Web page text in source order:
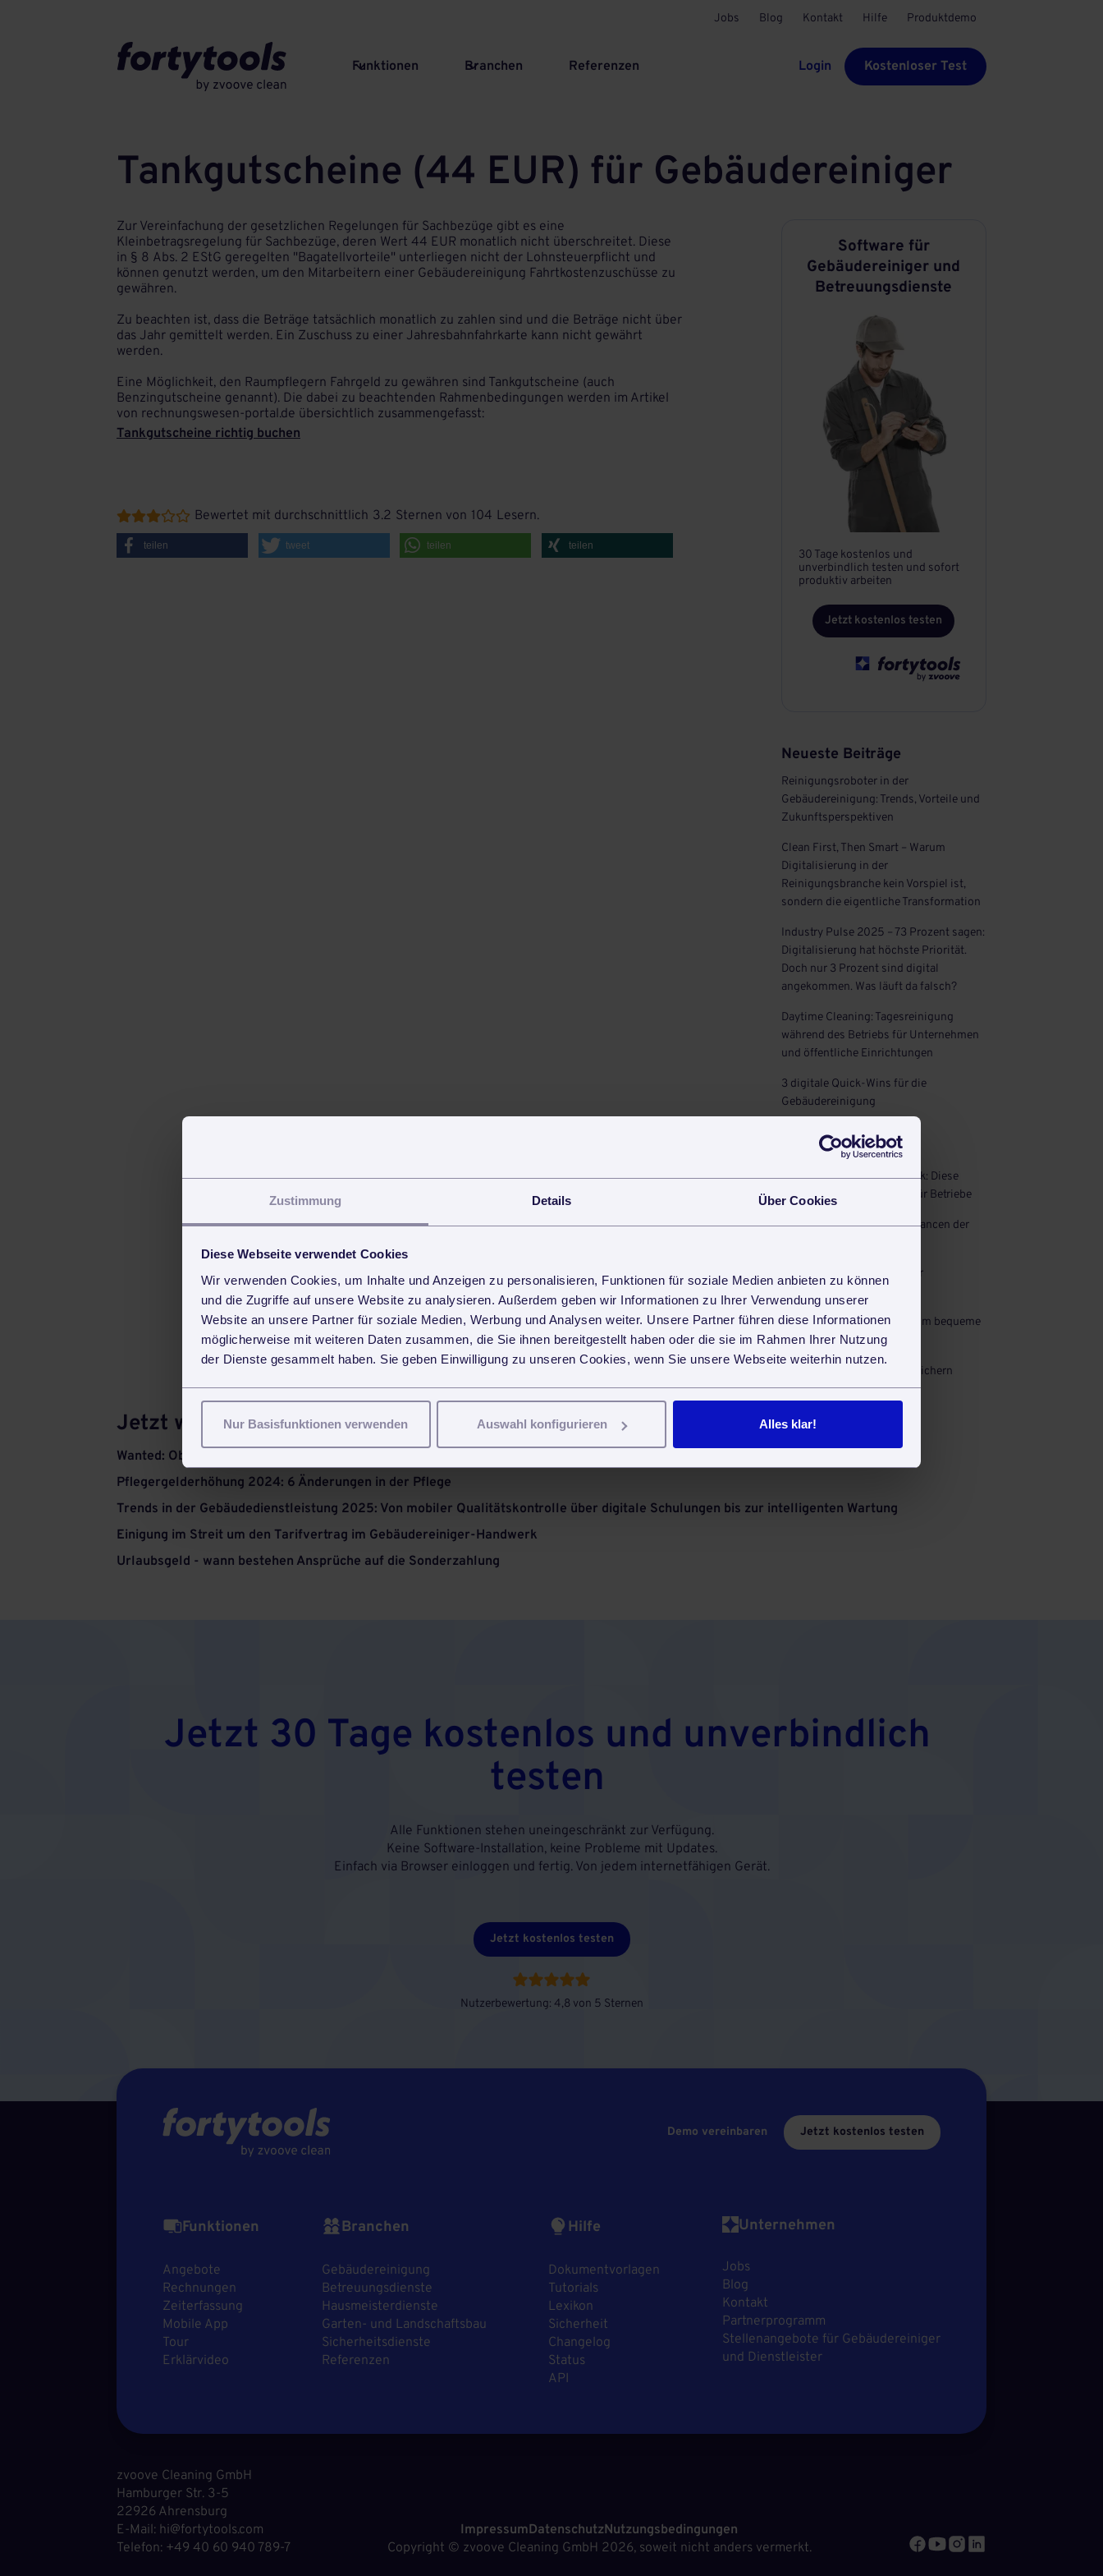
Zustimmung Details Über Cookies
Diese Webseite verwendet Cookies
Wir verwenden Cookies, um Inhalte und Anzeigen zu personalisieren, Funktionen für soziale Medien anbieten zu können
und die Zugriffe auf unsere Website zu analysieren. Außerdem geben wir Informationen zu Ihrer Verwendung unserer
Website an unsere Partner für soziale Medien, Werbung und Analysen weiter. Unsere Partner führen diese Informationen
möglicherweise mit weiteren Daten zusammen, die Sie ihnen bereitgestellt haben oder die sie im Rahmen Ihrer Nutzung
der Dienste gesammelt haben. Sie geben Einwilligung zu unseren Cookies, wenn Sie unsere Webseite weiterhin nutzen.
Nur Basisfunktionen verwenden Auswahl konfigurieren Alles klar!
Jobs Blog Kontakt Hilfe Produktdemo
Funktionen Branchen Referenzen Login Kostenloser Test
Tankgutscheine (44 EUR) für Gebäudereiniger
Zur Vereinfachung der gesetzlichen Regelungen für Sachbezüge gibt es eine
Kleinbetragsregelung für Sachbezüge, deren Wert 44 EUR monatlich nicht überschreitet. Diese
in § 8 Abs. 2 EStG geregelten "Bagatellvorteile" unterliegen nicht der Lohnsteuerpflicht und
können genutzt werden, um den Mitarbeitern einer Gebäudereinigung Fahrtkostenzuschüsse zu
gewähren.
Zu beachten ist, dass die Beträge tatsächlich monatlich zu zahlen sind und die Beträge nicht über
das Jahr gemittelt werden. Ein Zuschuss zu einer Jahresbahnfahrkarte kann nicht gewährt
werden.
Eine Möglichkeit, den Raumpflegern Fahrgeld zu gewähren sind Tankgutscheine (auch
Benzingutscheine genannt). Die dabei zu beachtenden Rahmenbedingungen werden im Artikel
von rechnungswesen-portal.de übersichtlich zusammengefasst:
Tankgutscheine richtig buchen
 Bewertet mit durchschnittlich 3.2 Sternen von 104 Lesern.
teilen tweet teilen teilen
Software für
Gebäudereiniger und
Betreuungsdienste
30 Tage kostenlos und
unverbindlich testen und sofort
produktiv arbeiten
Jetzt kostenlos testen
Neueste Beiträge
Reinigungsroboter in der
Gebäudereinigung: Trends, Vorteile und
Zukunftsperspektiven
Clean First, Then Smart – Warum
Digitalisierung in der
Reinigungsbranche kein Vorspiel ist,
sondern die eigentliche Transformation
Industry Pulse 2025 – 73 Prozent sagen:
Digitalisierung hat höchste Priorität.
Doch nur 3 Prozent sind digital
angekommen. Was läuft da falsch?
Daytime Cleaning: Tagesreinigung
während des Betriebs für Unternehmen
und öffentliche Einrichtungen
3 digitale Quick-Wins für die
Gebäudereinigung
Auch interessant
Digitalisierung im Handwerk: Diese
Förderprogramme gibt es für Betriebe
Die Wirkung von Farbe – Nuancen der
Raumbücher: Grundlage der
Textilien mieten: eine rundum bequeme
Sache
E-Mails GoBD-konform speichern
Jetzt weiterlesen
Wanted: Objektleitungen im Gesundheitswesen
Pflegergelderhöhung 2024: 6 Änderungen in der Pflege
Trends in der Gebäudedienstleistung 2025: Von mobiler Qualitätskontrolle über digitale Schulungen bis zur intelligenten Wartung
Einigung im Streit um den Tarifvertrag im Gebäudereiniger-Handwerk
Urlaubsgeld - wann bestehen Ansprüche auf die Sonderzahlung
Jetzt 30 Tage kostenlos und unverbindlich
testen
Alle Funktionen stehen uneingeschränkt zur Verfügung.
Keine Software-Installation, keine Probleme mit Updates.
Einfach via Browser einloggen und fertig. Von jedem internetfähigen Gerät.
Jetzt kostenlos testen
Nutzerbewertung: 4,8 von 5 Sternen
Demo vereinbaren Jetzt kostenlos testen
Funktionen
Angebote
Rechnungen
Zeiterfassung
Mobile App
Tour
Erklärvideo
Branchen
Gebäudereinigung
Betreuungsdienste
Hausmeisterdienste
Garten- und Landschaftsbau
Sicherheitsdienste
Referenzen
Hilfe
Dokumentvorlagen
Tutorials
Lexikon
Sicherheit
Changelog
Status
API
Unternehmen
Jobs
Blog
Kontakt
Partnerprogramm
Stellenangebote für Gebäudereiniger
und Dienstleister
zvoove Cleaning GmbH
Hamburger Str. 3-5
22926 Ahrensburg
E-Mail: hi@fortytools.com
Telefon: +49 40 60 940 789-7
ImpressumDatenschutzNutzungsbedingungen
Copyright © zvoove Cleaning GmbH 2026, soweit nicht anders vermerkt.